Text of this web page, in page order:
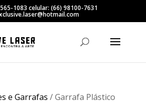
1083 celular: (66) 98100-7631
e Garrafas / Garrafa Plástico